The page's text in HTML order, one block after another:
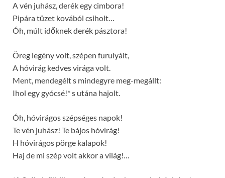
A vén juhász, derék egy cimbora!
Pipára tüzet kovából csiholt…
Óh, múlt időknek derék pásztora!
Öreg legény volt, szépen furulyáit,
A hóvirág kedves virága volt.
Ment, mendegélt s mindegyre meg-megállt:
Ihol egy gyócsé!* s utána hajolt.
Óh, hóvirágos szépséges napok!
Te vén juhász! Te bájos hóvirág!
H hóvirágos pörge kalapok!
Haj de mi szép volt akkor a világ!…